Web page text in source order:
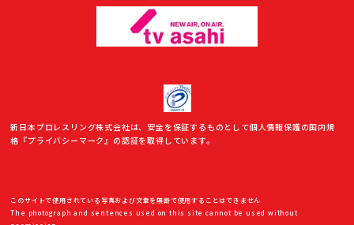
新日本プロレスリング株式会社は、安全を保証するものとして個人情報保護の国内規
格『プライバシーマーク』の認証を取得しています。
このサイトで使用されている写真および文章を無断で使用することはできません
The photograph and sentences used on this site cannot be used without